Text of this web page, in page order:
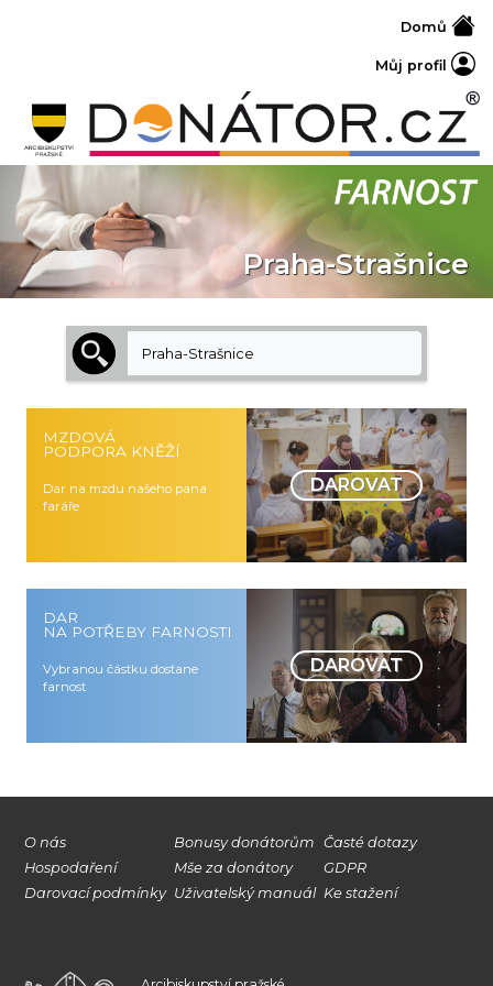
Domů
Můj profil
Praha-Strašnice
Praha-Strašnice
MZDOVÁ
PODPORA KNĚŽÍ
Dar na mzdu našeho pana
faráře
DAROVAT
DAR
NA POTŘEBY FARNOSTI
Vybranou částku dostane
farnost
DAROVAT
O nás
Hospodaření
Darovací podmínky
Bonusy donátorům
Mše za donátory
Uživatelský manuál
Časté dotazy
GDPR
Ke stažení